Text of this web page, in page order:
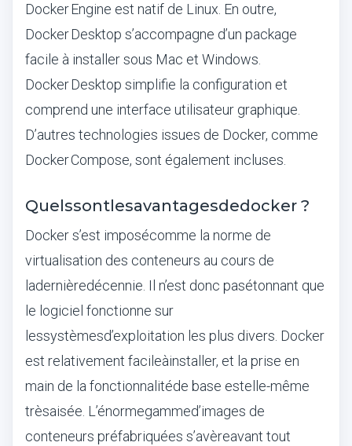
Docker Engine est natif de Linux. En outre,
Docker Desktop s’accompagne d’un package
facile à installer sous Mac et Windows.
Docker Desktop simplifie la configuration et
comprend une interface utilisateur graphique.
D’autres technologies issues de Docker, comme
Docker Compose, sont également incluses.
Quelssontlesavantagesdedocker ?
Docker s’est imposécomme la norme de
virtualisation des conteneurs au cours de
ladernièredécennie. Il n’est donc pasétonnant que
le logiciel fonctionne sur
lessystèmesd’exploitation les plus divers. Docker
est relativement facileàinstaller, et la prise en
main de la fonctionnalitéde base estelle-même
trèsaisée. L’énormegammed’images de
conteneurs préfabriquées s’avèreavant tout